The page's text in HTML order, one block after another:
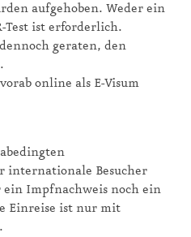
aufgehoben. Weder ein
Test ist erforderlich.
geraten, den
online als E-Visum
internationale Besucher
ein Impfnachweis noch ein
Einreise ist nur mit